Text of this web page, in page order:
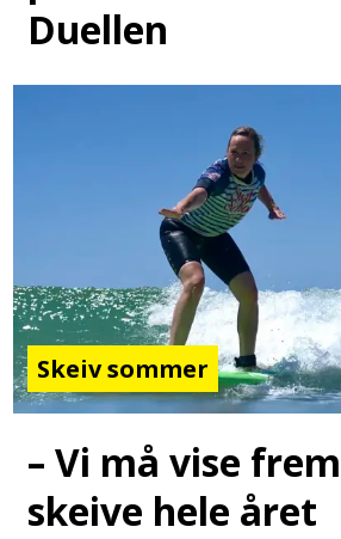
Duellen
Skeiv sommer
– Vi må vise
skeive hele året